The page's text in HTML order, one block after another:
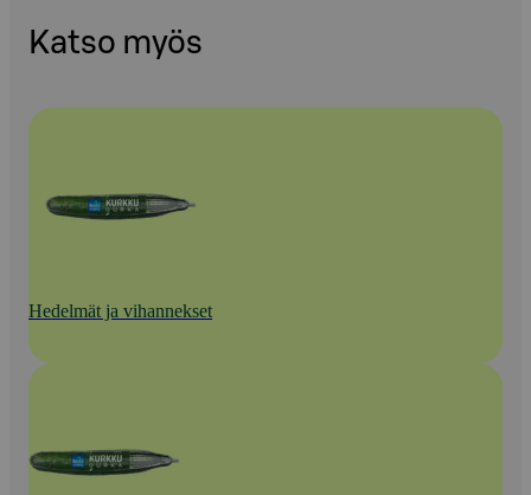
Katso myös
Hedelmät ja vihannekset